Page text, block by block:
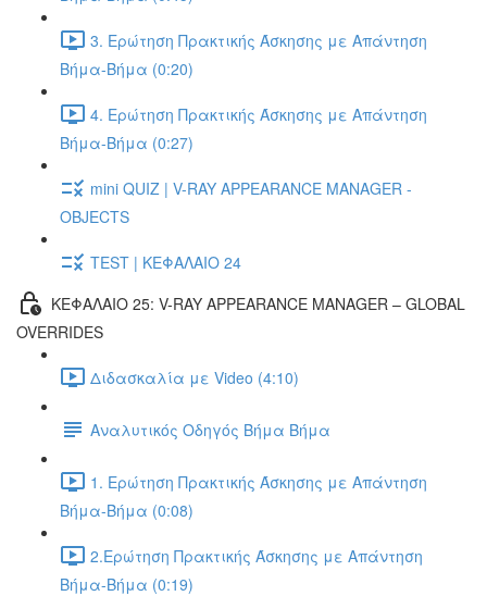
3. Ερώτηση Πρακτικής Άσκησης με Απάντηση
Βήμα-Βήμα (0:20)
4. Ερώτηση Πρακτικής Άσκησης με Απάντηση
Βήμα-Βήμα (0:27)
mini QUIZ | V-RAY APPEARANCE MANAGER -
OBJECTS
TEST | ΚΕΦΑΛΑΙΟ 24
ΚΕΦΑΛΑΙΟ 25: V-RAY APPEARANCE MANAGER – GLOBAL
OVERRIDES
Διδασκαλία με Video (4:10)
Αναλυτικός Οδηγός Βήμα Βήμα
1. Ερώτηση Πρακτικής Άσκησης με Απάντηση
Βήμα-Βήμα (0:08)
2.Ερώτηση Πρακτικής Άσκησης με Απάντηση
Βήμα-Βήμα (0:19)